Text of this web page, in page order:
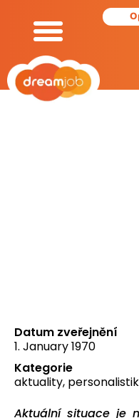
Datum zveřejnění
1. January 1970
Kategorie
aktuality,
Aktuální situace je